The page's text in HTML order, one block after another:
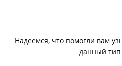
Надеемся, что помогли вам
данный тип